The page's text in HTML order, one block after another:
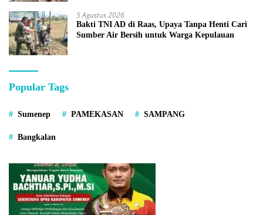
5 Agustus 2026
Bakti TNI AD di Raas, Upaya Tanpa Henti Cari
Sumber Air Bersih untuk Warga Kepulauan
Popular Tags
Sumenep PAMEKASAN SAMPANG
Bangkalan